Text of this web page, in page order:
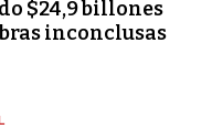
$24,9 billones
inconclusas